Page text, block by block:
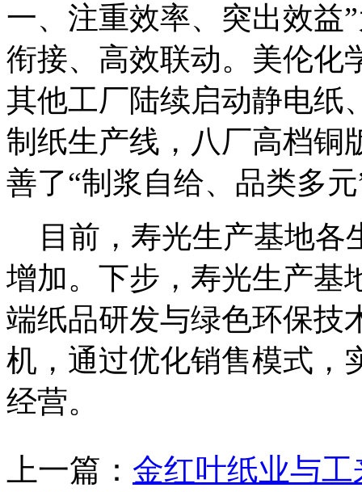
一、注重效率、突出效益
衔接、高效联动。美伦化
其他工厂陆续启动静电纸
制纸生产线，八厂高档铜
善了“制浆自给、品类多
目前，寿光生产基地各
增加。下步，寿光生产基
端纸品研发与绿色环保技
机，通过优化销售模式，
经营。
上一篇： 金红叶纸业与